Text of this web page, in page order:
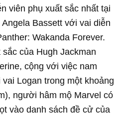
viên phụ xuất sắc nhất tại
Bassett với vai diễn
Wakanda Forever.
của Hugh Jackman
cộng với việc nam
Logan trong một khoảng
người hâm mộ Marvel có
vào danh sách đề cử của